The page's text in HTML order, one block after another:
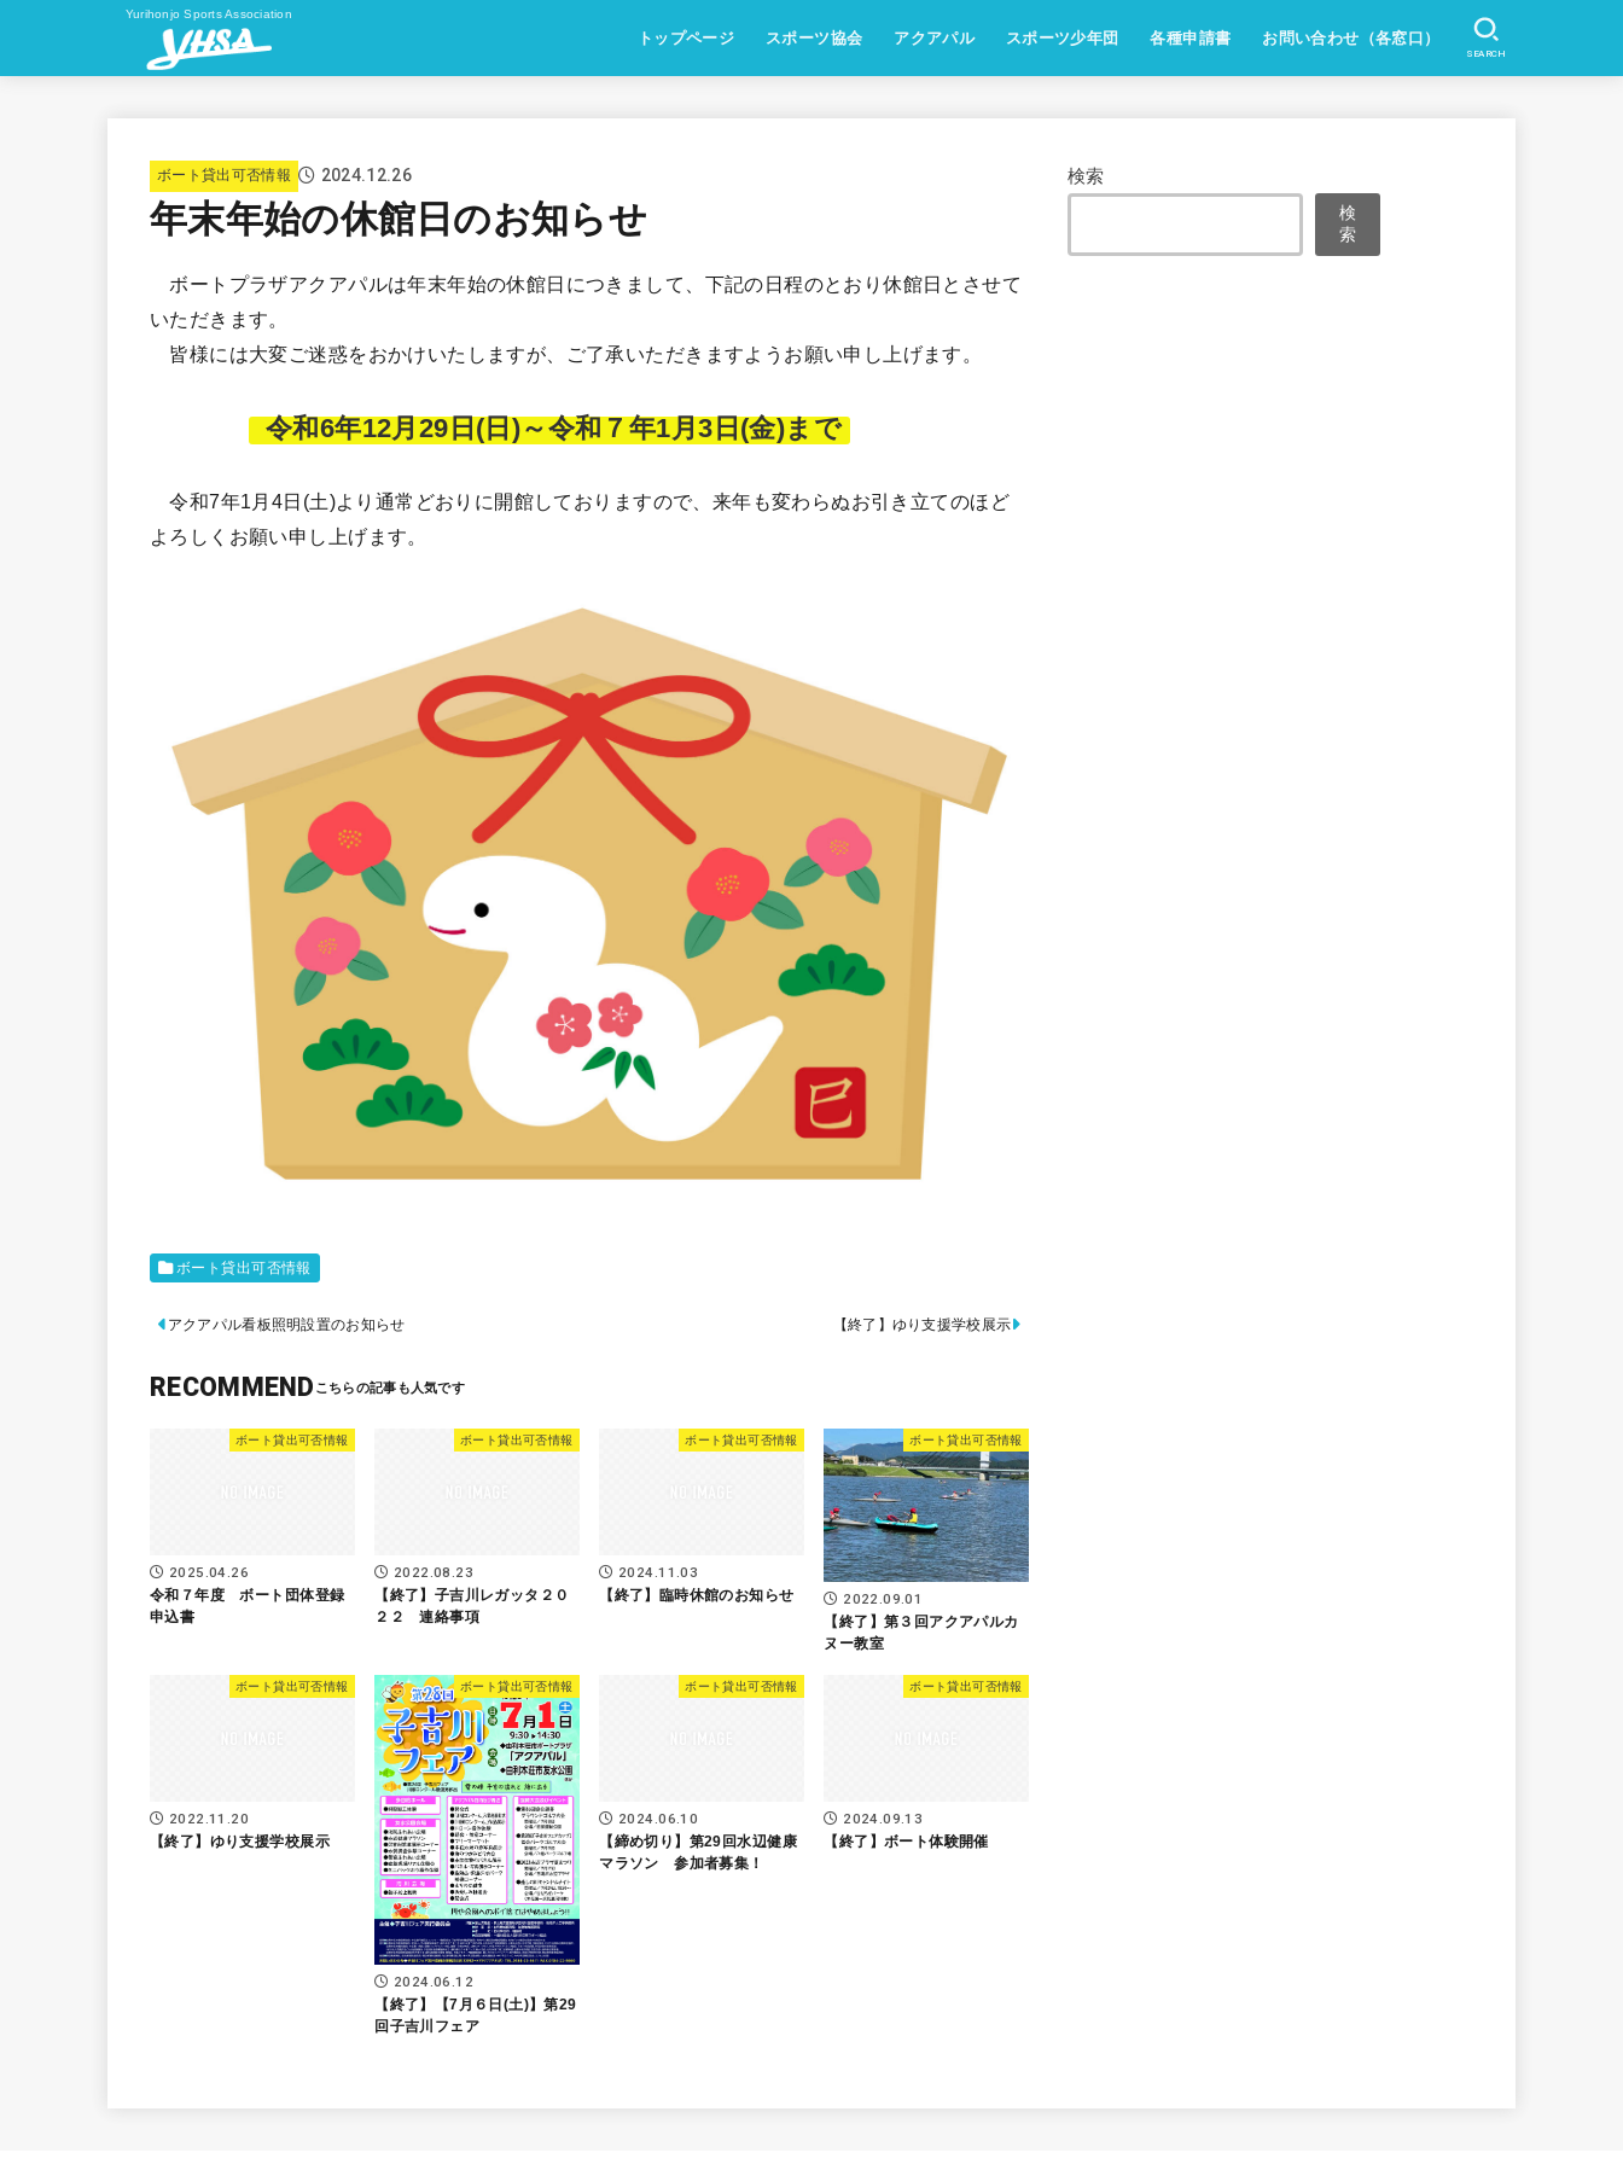
Yurihonjo Sports Association
トップページ スポーツ協会 アクアパル スポーツ少年団 各種申請書 お問い合わせ（各窓口）
SEARCH
ボート貸出可否情報 2024.12.26
年末年始の休館日のお知らせ
ボートプラザアクアパルは年末年始の休館日につきまして、下記の日程のとおり休館日とさせて
いただきます。
皆様には大変ご迷惑をおかけいたしますが、ご了承いただきますようお願い申し上げます。
令和6年12月29日(日)～令和７年1月3日(金)まで
令和7年1月4日(土)より通常どおりに開館しておりますので、来年も変わらぬお引き立てのほど
よろしくお願い申し上げます。
ボート貸出可否情報
アクアパル看板照明設置のお知らせ 【終了】ゆり支援学校展示
RECOMMEND
ボート貸出可否情報
2025.04.26
令和７年度 ボート団体登録
申込書
ボート貸出可否情報
2022.08.23
【終了】子吉川レガッタ２０
２２ 連絡事項
ボート貸出可否情報
2024.11.03
【終了】臨時休館のお知らせ
ボート貸出可否情報
2022.09.01
【終了】第３回アクアパルカ
ヌー教室
ボート貸出可否情報
2022.11.20
【終了】ゆり支援学校展示
ボート貸出可否情報
2024.06.12
【終了】【7月６日(土)】第29
回子吉川フェア
ボート貸出可否情報
2024.06.10
【締め切り】第29回水辺健康
マラソン 参加者募集！
ボート貸出可否情報
2024.09.13
【終了】ボート体験開催
検索
検
索